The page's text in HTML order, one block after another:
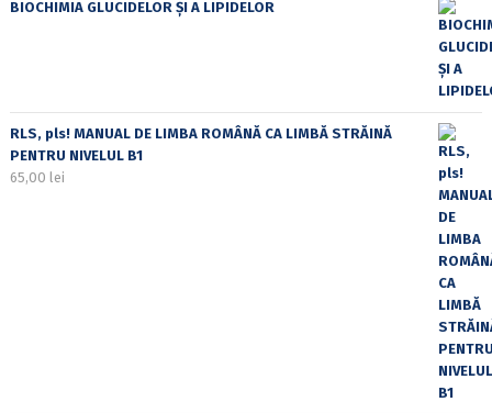
BIOCHIMIA GLUCIDELOR ȘI A LIPIDELOR
RLS, pls! MANUAL DE LIMBA ROMÂNĂ CA LIMBĂ STRĂINĂ
PENTRU NIVELUL B1
65,00 lei